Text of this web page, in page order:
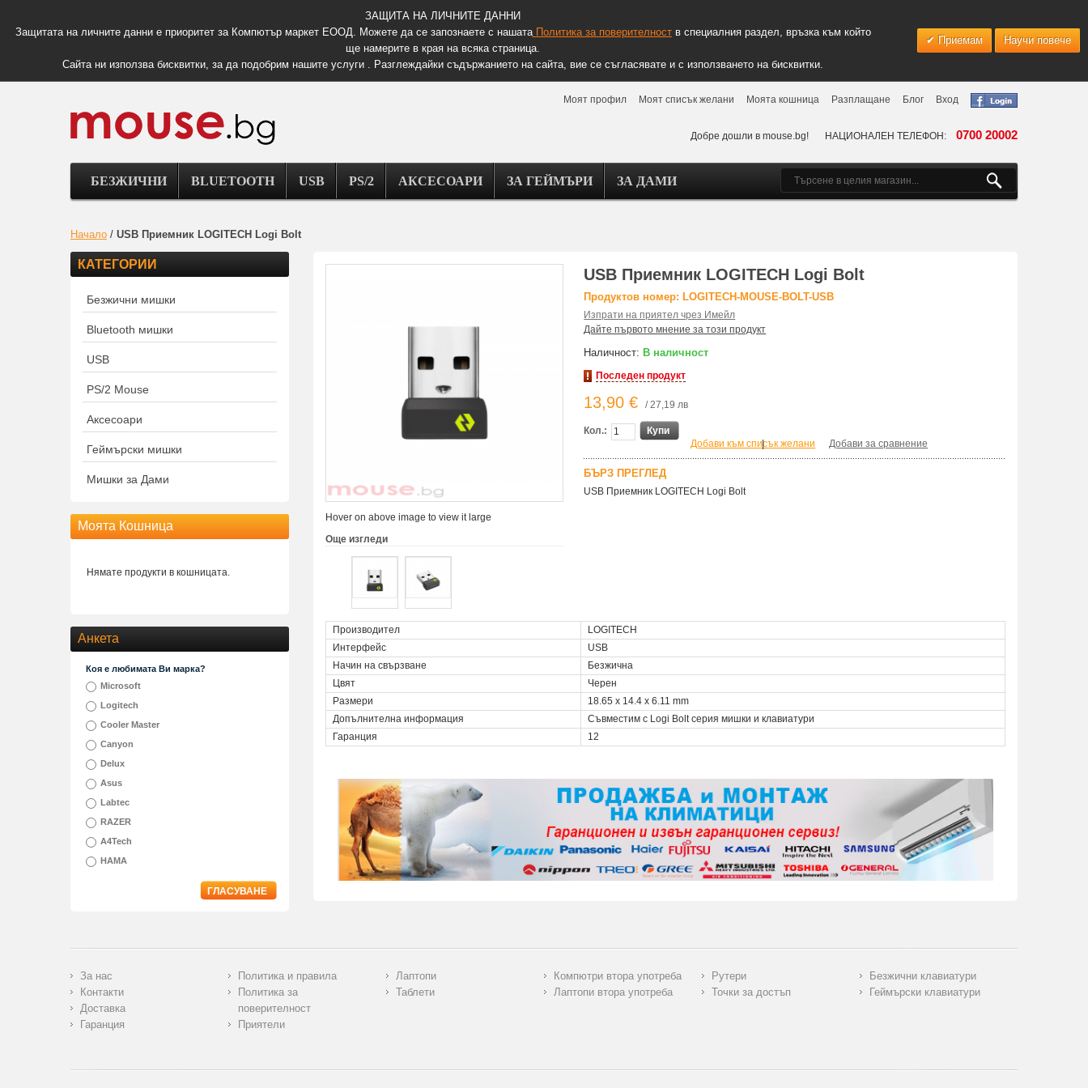
ЗАЩИТА НА ЛИЧНИТЕ ДАННИ
Защитата на личните данни е приоритет за Компютър маркет ЕООД. Можете да се запознаете с нашатаПолитика за поверителноств специалния раздел, връзка към който
ще намерите в края на всяка страница.
Сайта ни използва бисквитки, за да подобрим нашите услуги . Разглеждайки съдържанието на сайта, вие се съгласявате и с използването на бисквитки.
Приемам Научи повече
Моят профил Моят списък желани Моята кошница Разплащане Блог Вход
Добре дошли в mouse.bg! НАЦИОНАЛЕН ТЕЛЕФОН: 0700 20002
БЕЗЖИЧНИ BLUETOOTH USB PS/2 АКСЕСОАРИ ЗА ГЕЙМЪРИ ЗА ДАМИ
Начало / USB Приемник LOGITECH Logi Bolt
Hover on above image to view it large
Още изгледи
USB Приемник LOGITECH Logi Bolt
Продуктов номер: LOGITECH-MOUSE-BOLT-USB
Изпрати на приятел чрез Имейл
Дайте първото мнение за този продукт
Наличност: В наличност
Последен продукт
13,90 € / 27,19 лв
Кол.:
Купи
Добави към списък желани
| Добави за сравнение
БЪРЗ ПРЕГЛЕД
USB Приемник LOGITECH Logi Bolt
Производител
LOGITECH
Интерфейс
USB
Начин на свързване
Безжична
Цвят
Черен
Размери
18.65 x 14.4 x 6.11 mm
Допълнителна информация
Съвместим с Logi Bolt серия мишки и клавиатури
Гаранция
12
КАТЕГОРИИ
Безжични мишки
Bluetooth мишки
USB
PS/2 Mouse
Аксесоари
Геймърски мишки
Мишки за Дами
Моята Кошница
Нямате продукти в кошницата.
Анкета
Коя е любимата Ви марка?
Microsoft
Logitech
Cooler Master
Canyon
Delux
Asus
Labtec
RAZER
A4Tech
HAMA
ГЛАСУВАНЕ
За нас
Контакти
Доставка
Гаранция
Политика и правила
Политика за
поверителност
Приятели
Лаптопи
Таблети
Компютри втора употреба
Лаптопи втора употреба
Рутери
Точки за достъп
Безжични клавиатури
Геймърски клавиатури